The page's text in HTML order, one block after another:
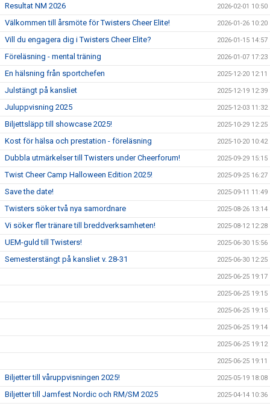
Resultat NM 2026 2026-02-01 10:50
Välkommen till årsmöte för Twisters Cheer Elite! 2026-01-26 10:20
Vill du engagera dig i Twisters Cheer Elite? 2026-01-15 14:57
Föreläsning - mental träning 2026-01-07 17:23
En hälsning från sportchefen 2025-12-20 12:11
Julstängt på kansliet 2025-12-19 12:39
Juluppvisning 2025 2025-12-03 11:32
Biljettsläpp till showcase 2025! 2025-10-29 12:25
Kost för hälsa och prestation - föreläsning 2025-10-20 10:42
Dubbla utmärkelser till Twisters under Cheerforum! 2025-09-29 15:15
Twist Cheer Camp Halloween Edition 2025! 2025-09-25 16:27
Save the date! 2025-09-11 11:49
Twisters söker två nya samordnare 2025-08-26 13:14
Vi söker fler tränare till breddverksamheten! 2025-08-12 12:28
UEM-guld till Twisters! 2025-06-30 15:56
Semesterstängt på kansliet v. 28-31 2025-06-30 12:25
2025-06-25 19:17
2025-06-25 19:15
2025-06-25 19:15
2025-06-25 19:14
2025-06-25 19:12
2025-06-25 19:11
Biljetter till våruppvisningen 2025! 2025-05-19 18:08
Biljetter till Jamfest Nordic och RM/SM 2025 2025-04-14 10:36